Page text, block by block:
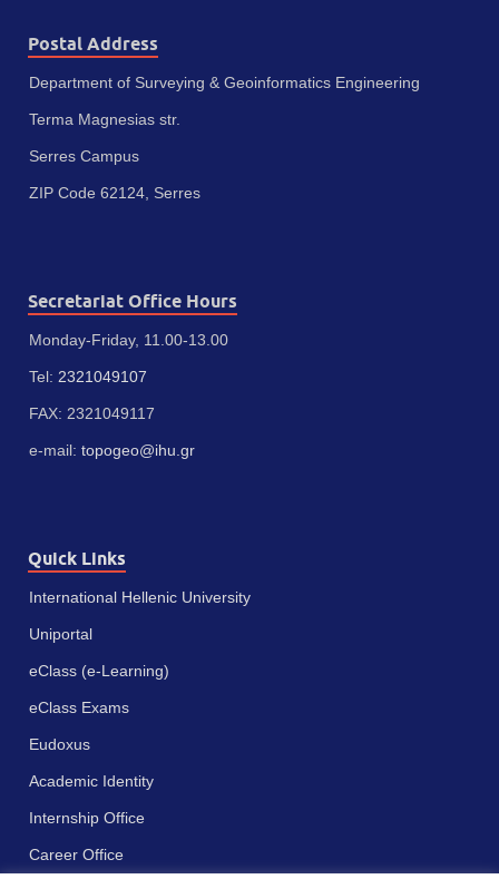
Postal Address
Department of Surveying & Geoinformatics Engineering
Terma Magnesias str.
Serres Campus
ZIP Code 62124, Serres
Secretariat Office Hours
Monday-Friday, 11.00-13.00
Tel: 2321049107
FAX: 2321049117
e-mail: topogeo@ihu.gr
Quick Links
International Hellenic University
Uniportal
eClass (e-Learning)
eClass Exams
Eudoxus
Academic Identity
Internship Office
Career Office